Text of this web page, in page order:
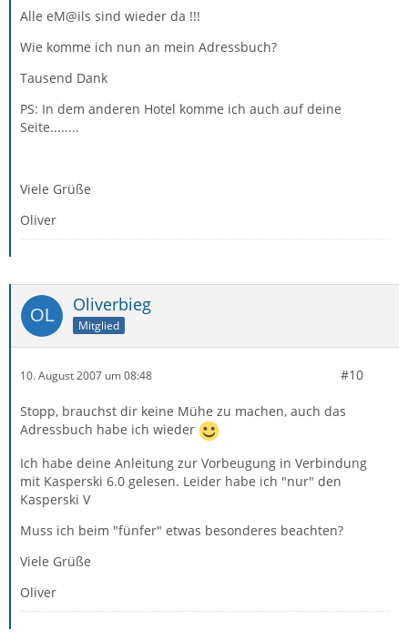
Alle eM@ils sind wieder da !!!
Wie komme ich nun an mein Adressbuch?
Tausend Dank
PS: In dem anderen Hotel komme ich auch auf deine
Seite........
Viele Grüße
Oliver
Oliverbieg
Mitglied
10. August 2007 um 08:48 #10
Stopp, brauchst dir keine Mühe zu machen, auch das
Adressbuch habe ich wieder
Ich habe deine Anleitung zur Vorbeugung in Verbindung
mit Kasperski 6.0 gelesen. Leider habe ich "nur" den
Kasperski V
Muss ich beim "fünfer" etwas besonderes beachten?
Viele Grüße
Oliver